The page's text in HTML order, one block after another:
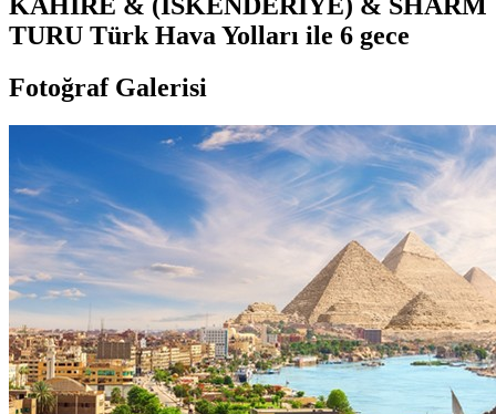
TURU Türk Hava Yolları ile 6 gece
Fotoğraf Galerisi